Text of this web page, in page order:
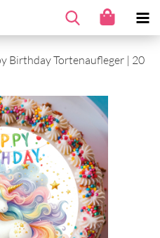
Birthday Tortenaufleger | 20